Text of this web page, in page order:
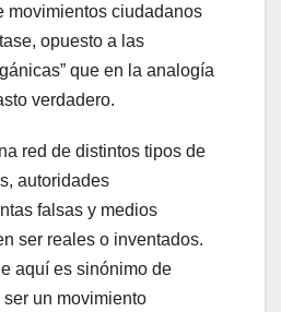
movimientos ciudadanos
opuesto a las
que en la analogía
verdadero.
red de distintos tipos de
autoridades
falsas y medios
ser reales o inventados.
aquí es sinónimo de
ser un movimiento